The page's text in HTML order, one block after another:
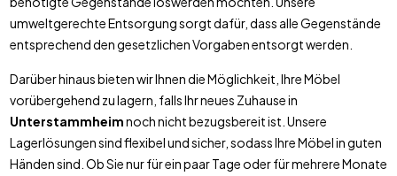
umweltgerechte Entsorgung sorgt dafür, dass alle Gegenstände
entsprechend den gesetzlichen Vorgaben entsorgt werden.
Darüber hinaus bieten wir Ihnen die Möglichkeit, Ihre Möbel
vorübergehend zu lagern, falls Ihr neues Zuhause in
Unterstammheimnoch nicht bezugsbereit ist. Unsere
Lagerlösungen sind flexibel und sicher, sodass Ihre Möbel in guten
Händen sind. Ob Sie nur für ein paar Tage oder für mehrere Monate